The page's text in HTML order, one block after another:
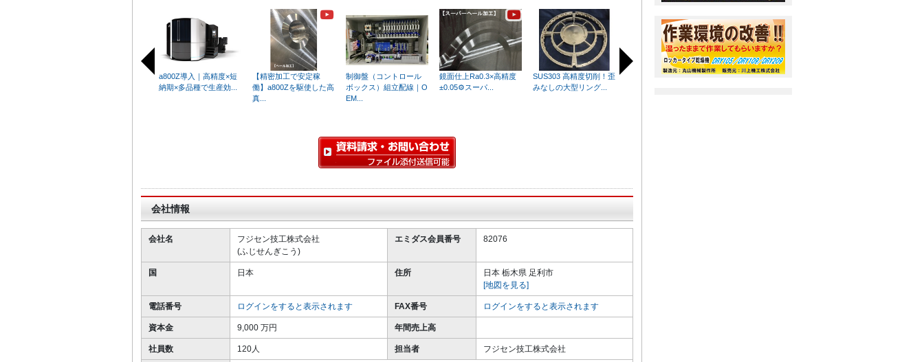
a800Z導入｜高精度×短
納期×多品種で生産効...
【精密加工で安定稼
働】a800Zを駆使した高
真...
制御盤（コントロール
ボックス）組立配線｜O
EM...
鏡面仕上Ra0.3×高精度
±0.05⚙️スーパ...
SUS303 高精度切削！歪
みなしの大型リング...
【研磨なしでRa0.3以
【OEM・ODM】電気・
1
o
f
2
0
会社情報
会社名
フジセン技工株式会社
(ふじせんぎこう)
エミダス会員番号 82076
国 日本 住所
日本 栃木県 足利市
[地図を見る]
電話番号 ログインをすると表示されます FAX番号 ログインをすると表示されます
資本金 9,000 万円 年間売上高
社員数 120人 担当者 フジセン技工株式会社